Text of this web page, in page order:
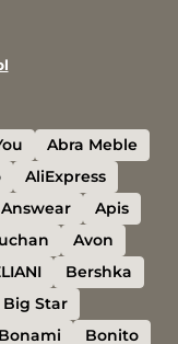
Abra Meble
AliExpress
Answear
Apis
Avon
Bershka
Big Star
Bonami Bonito